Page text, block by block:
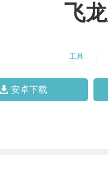
飞
工具
安卓下载